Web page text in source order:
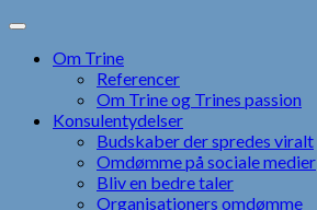
Skip
contentOm Trine
Referencer
Om Trine og Trines passion
Konsulentydelser
Budskaber der spredes viralt
Omdømme på sociale medier
Bliv en bedre taler
Organisationers omdømme